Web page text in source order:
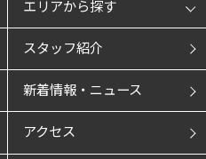
エリアから探す
スタッフ紹介
新着情報・ニュース
アクセス